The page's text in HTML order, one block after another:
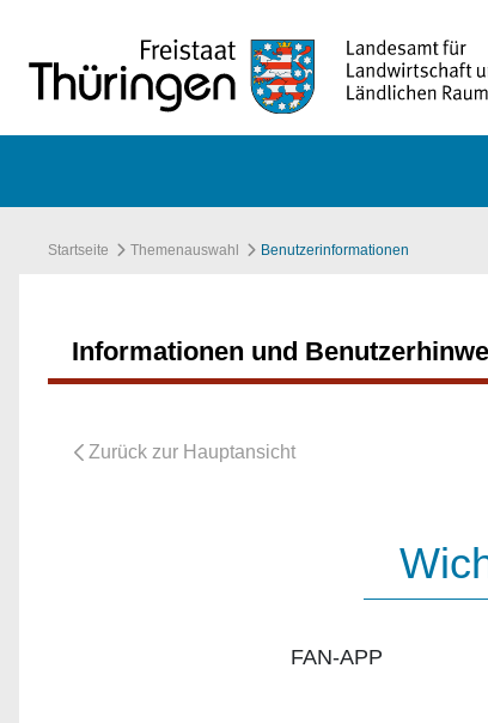
Startseite Themenauswahl Benutzerinformationen
Informationen und
FAN-APP